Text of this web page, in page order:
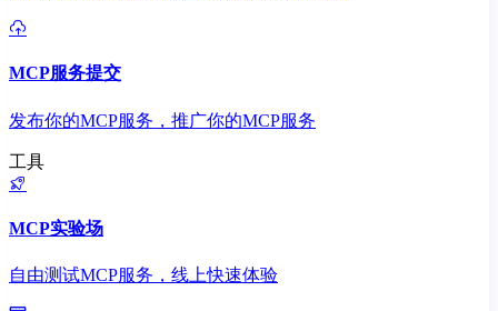
MCP服务提交
发布你的MCP服务，推广你的MCP服务
工具
MCP实验场
自由测试MCP服务，线上快速体验